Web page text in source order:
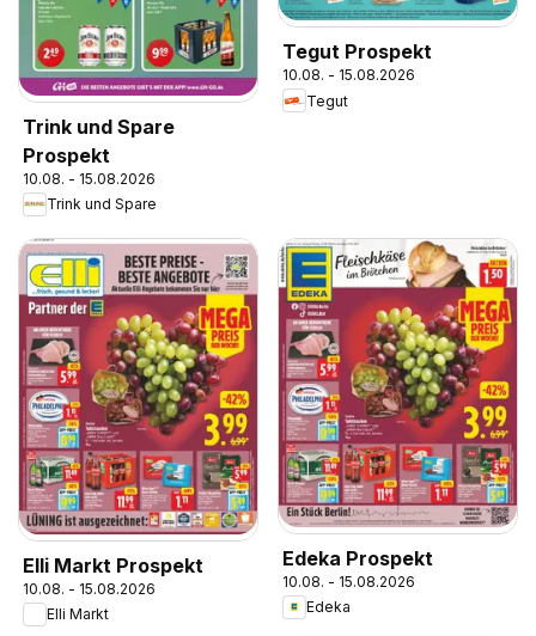
Trink und Spare
Prospekt
10.08. - 15.08.2026
Trink und Spare
Tegut Prospekt
10.08. - 15.08.2026
Tegut
Elli Markt Prospekt
10.08. - 15.08.2026
Elli Markt
Edeka Prospekt
10.08. - 15.08.2026
Edeka